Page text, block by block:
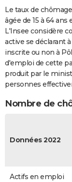
Le taux de
âgée de 15 à 64
L'Insee considère
active se déclarant
inscrite ou non à
d'emploi de cette
produit par le
personnes
Nombre de
Données 2022
Actifs en emploi